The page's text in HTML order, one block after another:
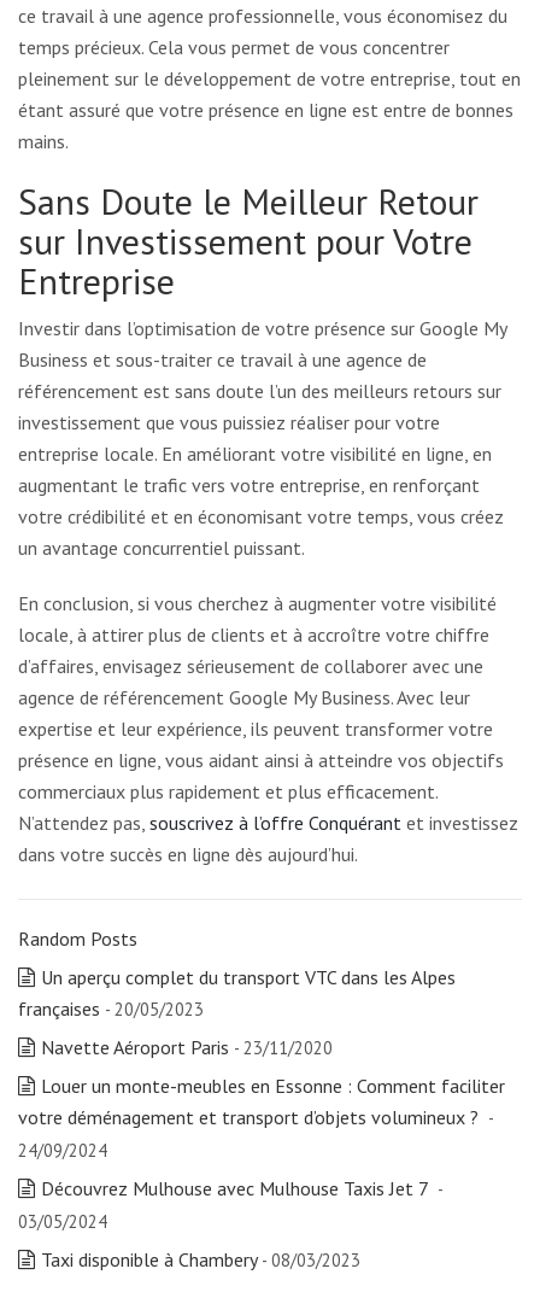
ce travail à une agence professionnelle, vous économisez du
temps précieux. Cela vous permet de vous concentrer
pleinement sur le développement de votre entreprise, tout en
étant assuré que votre présence en ligne est entre de bonnes
mains.
Sans Doute le Meilleur Retour
sur Investissement pour Votre
Entreprise
Investir dans l’optimisation de votre présence sur Google My
Business et sous-traiter ce travail à une agence de
référencement est sans doute l’un des meilleurs retours sur
investissement que vous puissiez réaliser pour votre
entreprise locale. En améliorant votre visibilité en ligne, en
augmentant le trafic vers votre entreprise, en renforçant
votre crédibilité et en économisant votre temps, vous créez
un avantage concurrentiel puissant.
En conclusion, si vous cherchez à augmenter votre visibilité
locale, à attirer plus de clients et à accroître votre chiffre
d’affaires, envisagez sérieusement de collaborer avec une
agence de référencement Google My Business. Avec leur
expertise et leur expérience, ils peuvent transformer votre
présence en ligne, vous aidant ainsi à atteindre vos objectifs
commerciaux plus rapidement et plus efficacement.
N’attendez pas, souscrivez à l’offre Conquérant et investissez
dans votre succès en ligne dès aujourd’hui.
Random Posts
Un aperçu complet du transport VTC dans les Alpes
françaises - 20/05/2023
Navette Aéroport Paris - 23/11/2020
Louer un monte-meubles en Essonne : Comment faciliter
votre déménagement et transport d’objets volumineux ? -
24/09/2024
Découvrez Mulhouse avec Mulhouse Taxis Jet 7 -
03/05/2024
Taxi disponible à Chambery - 08/03/2023